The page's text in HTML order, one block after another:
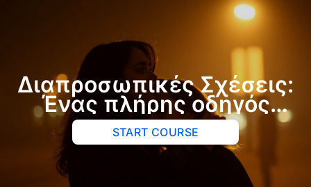
Διαπροσωπικές Σχέσεις:
Ένας πλήρης οδηγός
Κατανόησης και
Ενδυνάμωσης των
Διαπροσωπικών
START COURSE